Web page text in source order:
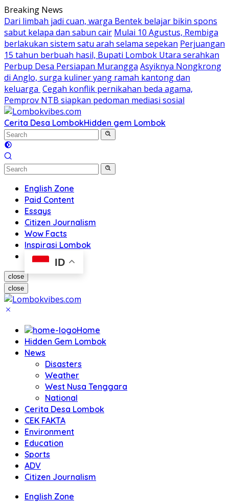
Skip
to
content
Breaking News
Dari limbah jadi cuan, warga Bentek belajar bikin spons
sabut kelapa dan sabun cair Mulai 10 Agustus, Rembiga
berlakukan sistem satu arah selama sepekan Perjuangan
15 tahun berbuah hasil, Bupati Lombok Utara serahkan
Perbup Desa Persiapan Murangga Asyiknya Nongkrong
di Anglo, surga kuliner yang ramah kantong dan
keluarga Cegah konflik pernikahan beda agama,
Pemprov NTB siapkan pedoman mediasi sosial
Cerita Desa LombokHidden gem Lombok
English Zone
Paid Content
Essays
Citizen Journalism
Wow Facts
Inspirasi Lombok
ID
close
close
Home
Hidden Gem Lombok
News
Disasters
Weather
West Nusa Tenggara
National
Cerita Desa Lombok
CEK FAKTA
Environment
Education
Sports
ADV
Citizen Journalism
English Zone